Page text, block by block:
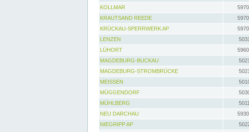
KOLLMAR
KRAUTSAND REEDE
KRÜCKAU-SPERRWERK AP
LENZEN
LÜHORT
MAGDEBURG-BUCKAU
MAGDEBURG-STROMBRÜCKE
MEISSEN
MÜGGENDORF
MÜHLBERG
NEU DARCHAU
NIEGRIPP AP